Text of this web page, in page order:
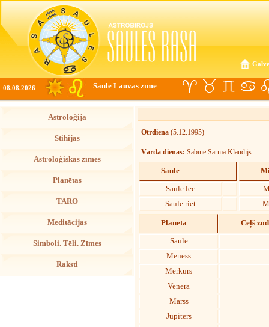
08.08.2026 Saule Lauvas zīmē
Astroloģija
Stihijas
Astroloģiskās zīmes
Planētas
TARO
Meditācijas
Simboli. Tēli. Zīmes
Raksti
Otrdiena (5.12.1995)
Vārda dienas: Sabīne Sarma Klaudijs
Saule
Saule lec
Saule riet
Planēta Ceļš
Saule
Mēness
Merkurs
Venēra
Marss
Jupiters